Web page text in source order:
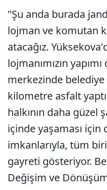
"Şu anda burada
lojman ve komutan
atacağız.
lojmanımızın
merkezinde
kilometre asfalt
halkının daha güzel
içinde yaşaması
imkanlarıyla, tüm
gayreti gösteriyor.
Değişim ve